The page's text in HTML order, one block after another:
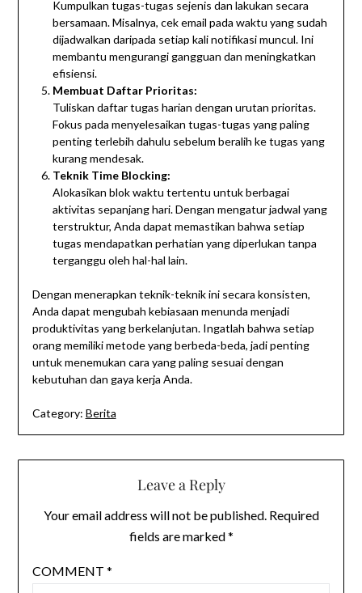
Kumpulkan tugas-tugas sejenis dan lakukan secara
bersamaan. Misalnya, cek email pada waktu yang sudah
dijadwalkan daripada setiap kali notifikasi muncul. Ini
membantu mengurangi gangguan dan meningkatkan
efisiensi.
Membuat Daftar Prioritas:
Tuliskan daftar tugas harian dengan urutan prioritas.
Fokus pada menyelesaikan tugas-tugas yang paling
penting terlebih dahulu sebelum beralih ke tugas yang
kurang mendesak.
Teknik Time Blocking:
Alokasikan blok waktu tertentu untuk berbagai
aktivitas sepanjang hari. Dengan mengatur jadwal yang
terstruktur, Anda dapat memastikan bahwa setiap
tugas mendapatkan perhatian yang diperlukan tanpa
terganggu oleh hal-hal lain.
Dengan menerapkan teknik-teknik ini secara konsisten,
Anda dapat mengubah kebiasaan menunda menjadi
produktivitas yang berkelanjutan. Ingatlah bahwa setiap
orang memiliki metode yang berbeda-beda, jadi penting
untuk menemukan cara yang paling sesuai dengan
kebutuhan dan gaya kerja Anda.
Category: Berita
Leave a Reply
Your email address will not be published. Required
fields are marked*
COMMENT *